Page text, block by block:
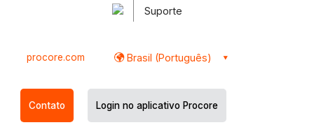
Suporte
procore.com Brasil (Português)
Contato Login no aplicativo Procore